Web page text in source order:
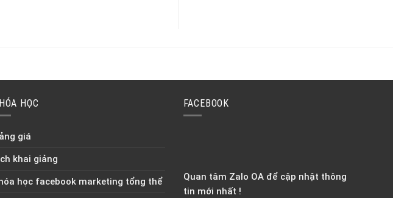
HỌC
giá
khai giảng
học facebook marketing tổng thể
FACEBOOK
Quan tâm Zalo OA để cập nhật thông
tin mới nhất !